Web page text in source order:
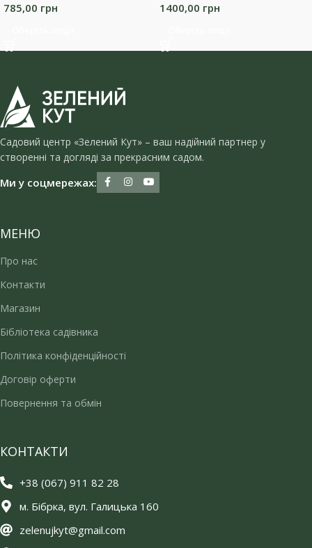
785,00 грн 1400,00 грн
Садовий центр «Зелений Кут» – ваш надійний партнер у
створенні та догляді за прекрасним садом.
Ми у соцмережах:
МЕНЮ
Про нас
Контакти
Магазин
Бібліотека садівника
Політика конфіденційності
Договір оферти
Повернення та обмін
КОНТАКТИ
+38 (067) 911 82 28
м. Бібрка, вул. Галицька 160
zelenujkyt@gmail.com